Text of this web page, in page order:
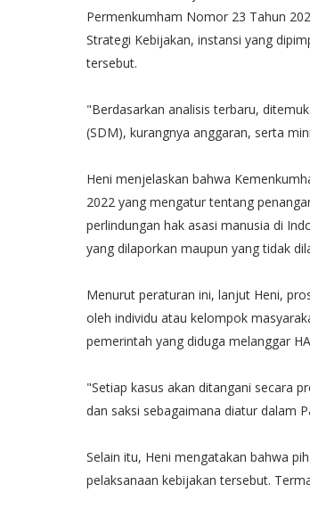
Permenkumham Nomor 23 Tahun
Strategi Kebijakan, instansi yang
tersebut.
"Berdasarkan analisis terbaru,
(SDM), kurangnya anggaran, serta
Heni menjelaskan bahwa
2022 yang mengatur tentang
perlindungan hak asasi manusia di
yang dilaporkan maupun yang tidak
Menurut peraturan ini, lanjut Heni,
oleh individu atau kelompok
pemerintah yang diduga melanggar
"Setiap kasus akan ditangani secara
dan saksi sebagaimana diatur dalam
Selain itu, Heni mengatakan bahwa
pelaksanaan kebijakan tersebut.